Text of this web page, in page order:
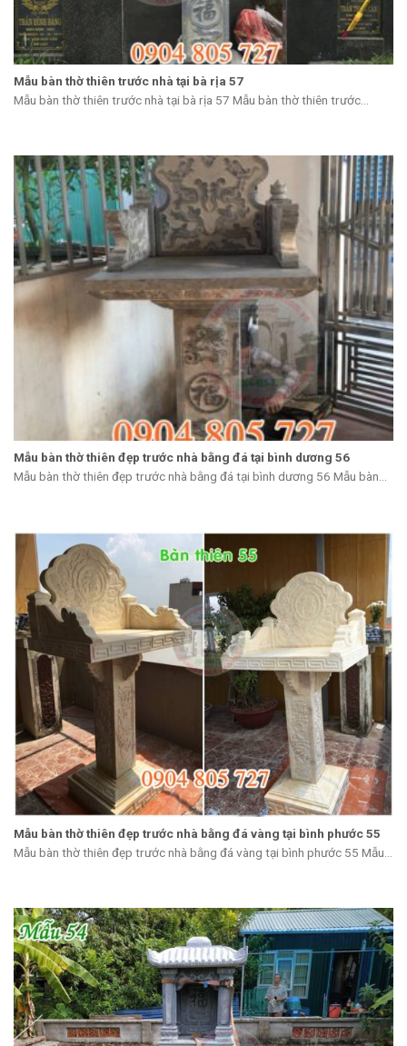
Mẫu bàn thờ thiên trước nhà tại bà rịa 57
Mẫu bàn thờ thiên trước nhà tại bà rịa 57 Mẫu bàn thờ thiên trước...
Mẫu bàn thờ thiên đẹp trước nhà bằng đá tại bình dương 56
Mẫu bàn thờ thiên đẹp trước nhà bằng đá tại bình dương 56 Mẫu bàn...
Mẫu bàn thờ thiên đẹp trước nhà bằng đá vàng tại bình phước 55
Mẫu bàn thờ thiên đẹp trước nhà bằng đá vàng tại bình phước 55 Mẫu...